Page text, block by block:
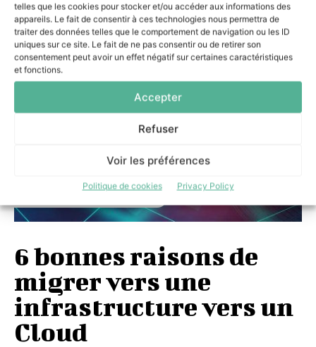
telles que les cookies pour stocker et/ou accéder aux informations des
appareils. Le fait de consentir à ces technologies nous permettra de
traiter des données telles que le comportement de navigation ou les ID
uniques sur ce site. Le fait de ne pas consentir ou de retirer son
consentement peut avoir un effet négatif sur certaines caractéristiques
et fonctions.
Accepter
Refuser
Voir les préférences
Politique de cookies Privacy Policy
6 bonnes raisons de
migrer vers une
infrastructure vers un
Cloud